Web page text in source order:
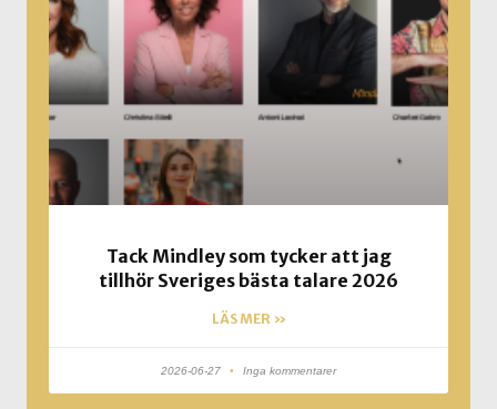
Tack Mindley som tycker att jag
tillhör Sveriges bästa talare 2026
LÄS MER »
2026-06-27 Inga kommentarer